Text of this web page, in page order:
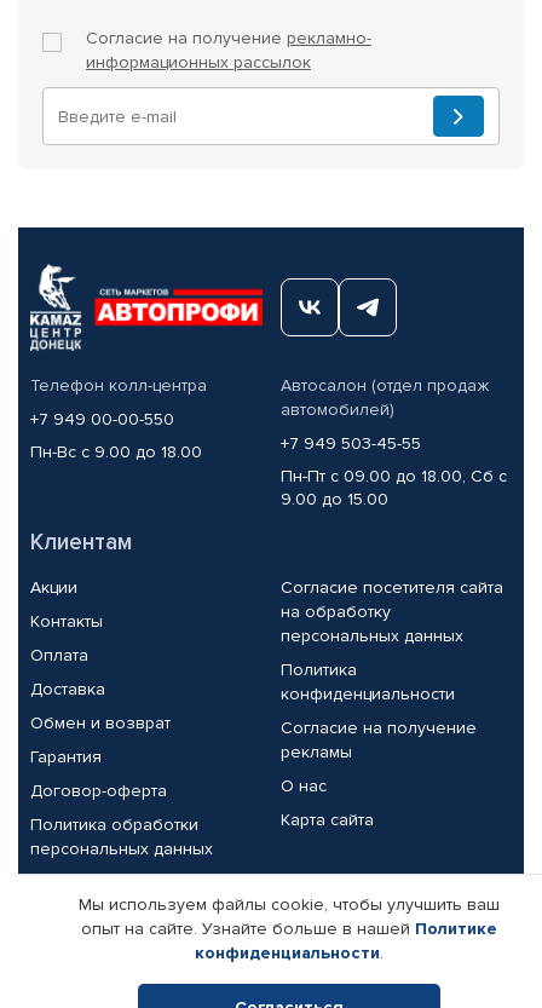
Согласие на получение рекламно-
информационных рассылок
Телефон колл-центра
+7 949 00-00-550
Пн-Вс с 9.00 до 18.00
Автосалон (отдел продаж
автомобилей)
+7 949 503-45-55
Пн-Пт с 09.00 до 18.00, Сб с
9.00 до 15.00
Клиентам
Акции
Контакты
Оплата
Доставка
Обмен и возврат
Гарантия
Договор-оферта
Политика обработки
персональных данных
Согласие посетителя сайта
на обработку
персональных данных
Политика
конфиденциальности
Согласие на получение
рекламы
О нас
Карта сайта
Партнерам
Корпоративным клиентам
Поставщикам
Реквизиты компании
Мы используем файлы cookie, чтобы улучшить ваш
опыт на сайте. Узнайте больше в нашей Политике
конфиденциальности.